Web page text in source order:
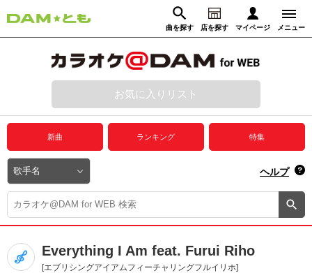
曲を探す 店を探す マイページ メニュー
動画からさがす 録音からさがす
ログイン
プレミアムサービス
DAM★とも動画
DAM★とも録音
カラオケ＠DAM
ユーザー検索
お気に入りリスト
新曲 ランキング 特集
ヘルプ
Everything I Am feat. Furui Riho
[エブリシングアイアムフィーチャリングフルイリホ]